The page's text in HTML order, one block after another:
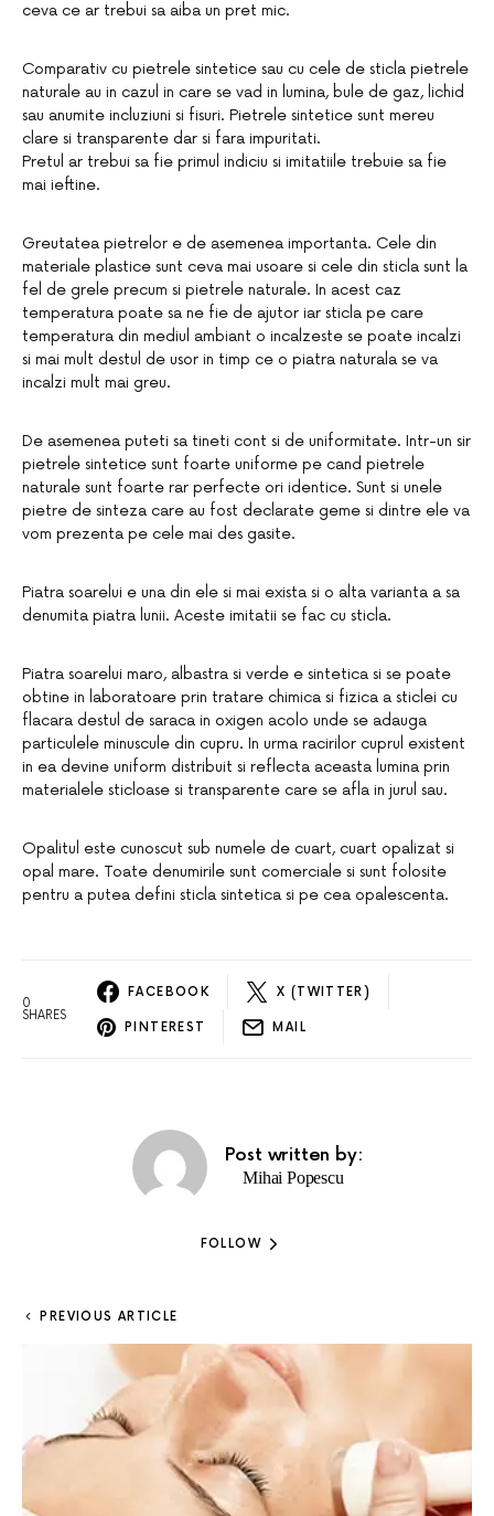
ceva ce ar trebui sa aiba un pret mic.
Comparativ cu pietrele sintetice sau cu cele de sticla pietrele
naturale au in cazul in care se vad in lumina, bule de gaz, lichid
sau anumite incluziuni si fisuri. Pietrele sintetice sunt mereu
clare si transparente dar si fara impuritati.
Pretul ar trebui sa fie primul indiciu si imitatiile trebuie sa fie
mai ieftine.
Greutatea pietrelor e de asemenea importanta. Cele din
materiale plastice sunt ceva mai usoare si cele din sticla sunt la
fel de grele precum si pietrele naturale. In acest caz
temperatura poate sa ne fie de ajutor iar sticla pe care
temperatura din mediul ambiant o incalzeste se poate incalzi
si mai mult destul de usor in timp ce o piatra naturala se va
incalzi mult mai greu.
De asemenea puteti sa tineti cont si de uniformitate. Intr-un sir
pietrele sintetice sunt foarte uniforme pe cand pietrele
naturale sunt foarte rar perfecte ori identice. Sunt si unele
pietre de sinteza care au fost declarate geme si dintre ele va
vom prezenta pe cele mai des gasite.
Piatra soarelui e una din ele si mai exista si o alta varianta a sa
denumita piatra lunii. Aceste imitatii se fac cu sticla.
Piatra soarelui maro, albastra si verde e sintetica si se poate
obtine in laboratoare prin tratare chimica si fizica a sticlei cu
flacara destul de saraca in oxigen acolo unde se adauga
particulele minuscule din cupru. In urma racirilor cuprul existent
in ea devine uniform distribuit si reflecta aceasta lumina prin
materialele sticloase si transparente care se afla in jurul sau.
Opalitul este cunoscut sub numele de cuart, cuart opalizat si
opal mare. Toate denumirile sunt comerciale si sunt folosite
pentru a putea defini sticla sintetica si pe cea opalescenta.
0
SHARES
FACEBOOK X (TWITTER)
PINTEREST MAIL
Post written by:
Mihai Popescu
FOLLOW
PREVIOUS ARTICLE